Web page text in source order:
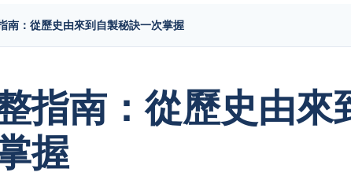
南：從歷史由來到自製秘訣一次掌握
指南：從歷史由來
握